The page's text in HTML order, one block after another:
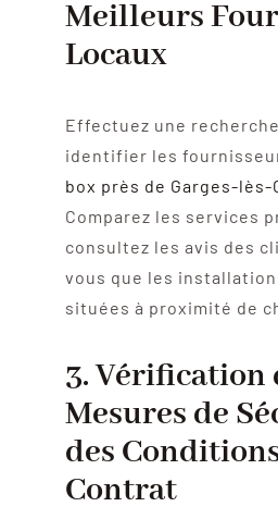
Meilleurs
Locaux
Effectuez une
identifier les
box près de Garges-lès-
Comparez les services
consultez les avis des
vous que les
situées à proximité de
3. Vérification
Mesures de
des
Contrat